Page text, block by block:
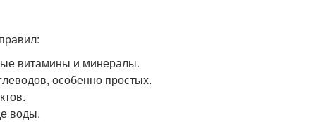
витамины и минералы.
особенно простых.
воды.